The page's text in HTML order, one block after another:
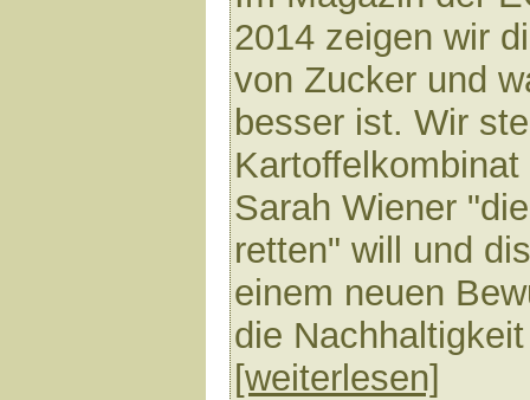
2014 zeigen wir
von Zucker und
besser ist. Wir
Sarah Wiener
retten" will und
einem neuen
die
[weiterlesen]